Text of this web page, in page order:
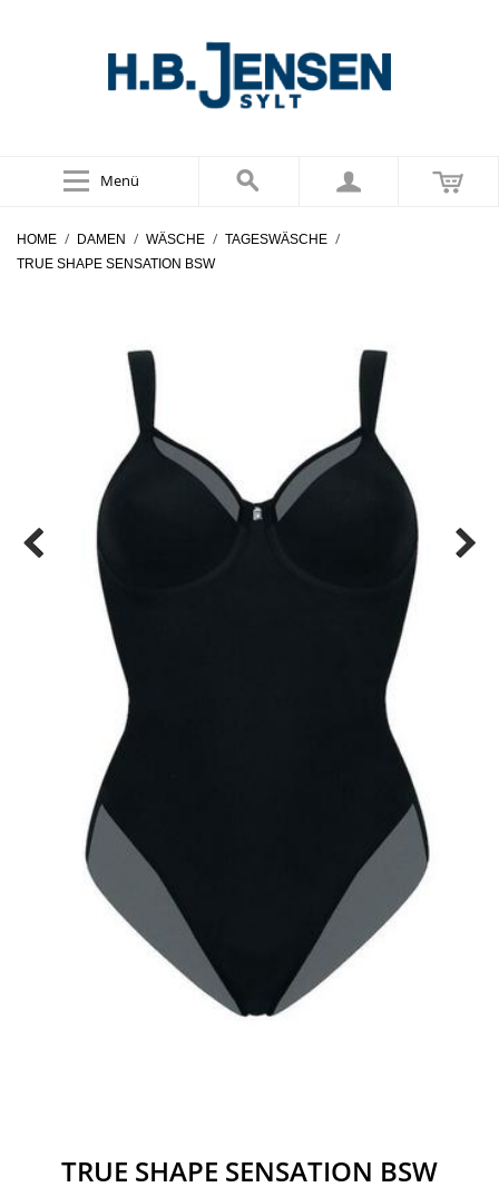
Menü
HOME / DAMEN / WÄSCHE / TAGESWÄSCHE /
TRUE SHAPE SENSATION BSW
TRUE SHAPE SENSATION BSW